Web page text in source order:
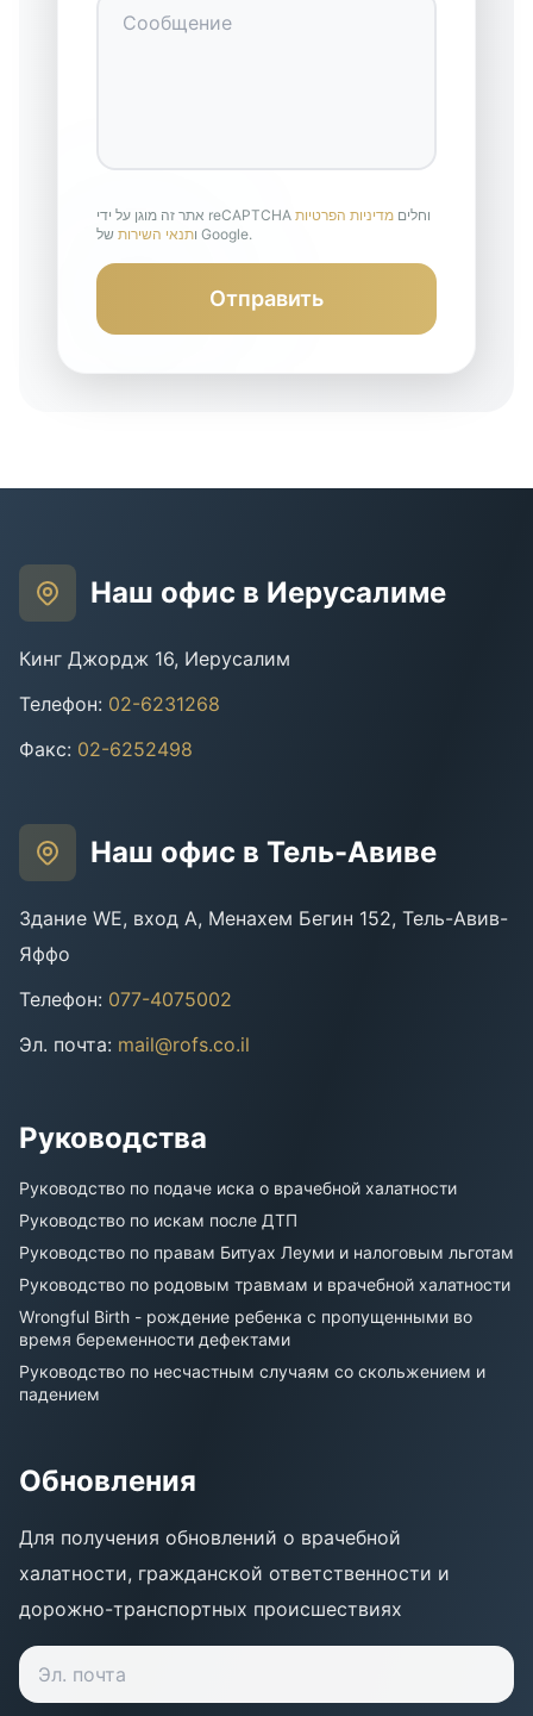
אתר זה מוגן על ידי reCAPTCHA וחלים מדיניות הפרטיות
ותנאי השירות של Google.
Отправить
Наш офис в Иерусалиме
Кинг Джордж 16, Иерусалим
Телефон: 02-6231268
Факс: 02-6252498
Наш офис в Тель-Авиве
Здание WE, вход A, Менахем Бегин 152, Тель-Авив-
Яффо
Телефон: 077-4075002
Эл. почта: mail@rofs.co.il
Руководства
Руководство по подаче иска о врачебной халатности
Руководство по искам после ДТП
Руководство по правам Битуах Леуми и налоговым льготам
Руководство по родовым травмам и врачебной халатности
Wrongful Birth - рождение ребенка с пропущенными во
время беременности дефектами
Руководство по несчастным случаям со скольжением и
падением
Обновления
Для получения обновлений о врачебной
халатности, гражданской ответственности и
дорожно-транспортных происшествиях